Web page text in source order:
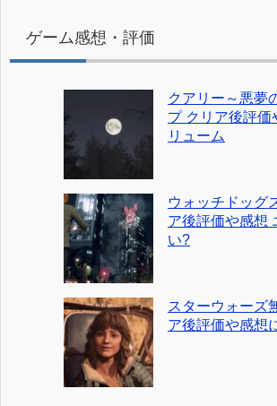
ゲーム感想・評価
クアリー～悪夢
プ クリア後評価
リューム
ウォッチドッグ
ア後評価や感想
い?
スターウォーズ
ア後評価や感想